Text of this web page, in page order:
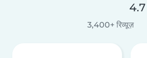
3,400+ रिव्यूज़